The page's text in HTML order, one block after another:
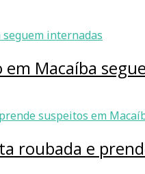
Macaíba
roubada e